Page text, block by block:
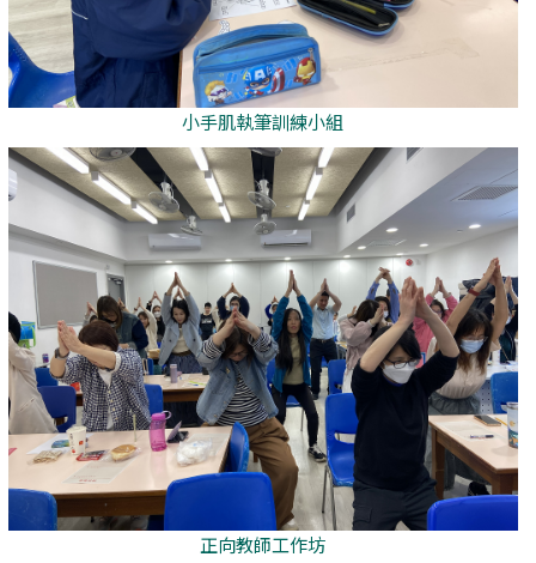
小手肌執筆訓練小組
正向教師工作坊